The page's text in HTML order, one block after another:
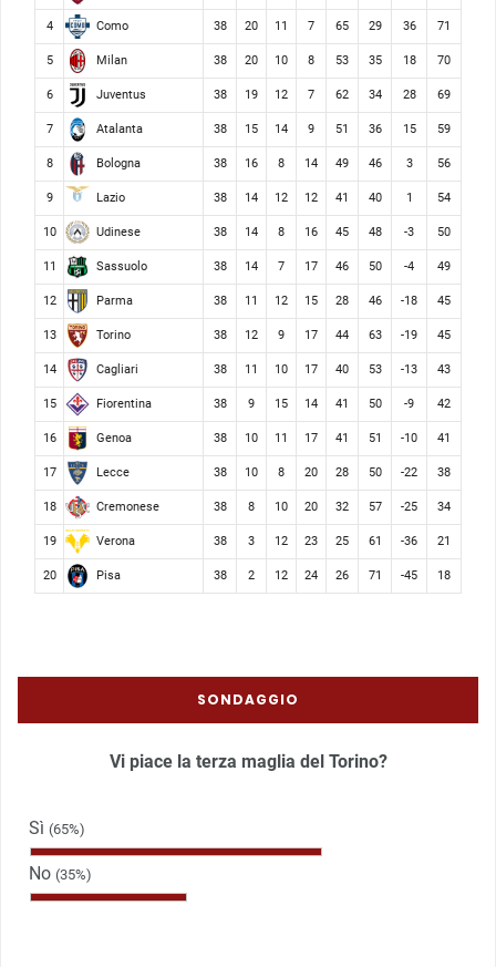
4 Como 38 20 11 7 65 29 36 71
5 Milan 38 20 10 8 53 35 18 70
6 Juventus 38 19 12 7 62 34 28 69
7 Atalanta 38 15 14 9 51 36 15 59
8 Bologna 38 16 8 14 49 46 3 56
9 Lazio 38 14 12 12 41 40 1 54
10 Udinese 38 14 8 16 45 48 -3 50
11 Sassuolo 38 14 7 17 46 50 -4 49
12 Parma 38 11 12 15 28 46 -18 45
13 Torino 38 12 9 17 44 63 -19 45
14 Cagliari 38 11 10 17 40 53 -13 43
15 Fiorentina 38 9 15 14 41 50 -9 42
16 Genoa 38 10 11 17 41 51 -10 41
17 Lecce 38 10 8 20 28 50 -22 38
18 Cremonese 38 8 10 20 32 57 -25 34
19 Verona 38 3 12 23 25 61 -36 21
20 Pisa 38 2 12 24 26 71 -45 18
SONDAGGIO
Vi piace la terza maglia del Torino?
Sì (65%)
No (35%)